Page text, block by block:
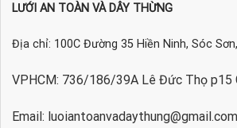
LƯỚI AN TOÀN VÀ DÂY THỪNG
Địa chỉ: 100C Đường 35 Hiền Ninh, Sóc
VPHCM: 736/186/39A Lê Đức Thọ p15
Email: luoiantoanvadaythung@gmail.com